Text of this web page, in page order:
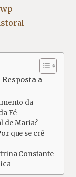
a
da
Fé
de Maria?
que se crê
Constante